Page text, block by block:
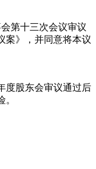
第十三次会议审议
案》，并同意将本议
度股东会审议通过后